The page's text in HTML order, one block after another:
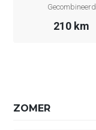
Gecombineerd
210 km
ZOMER